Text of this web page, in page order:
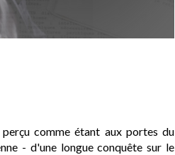
comme étant aux portes du
- d'une longue conquête sur le